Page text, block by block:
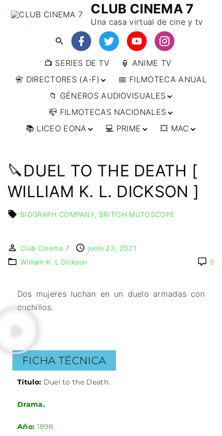
CLUB CINEMA 7
Una casa virtual de cine y tv
📺 SERIES DE TV
🏮 ANIME TV
📇 DIRECTORES (A-F)
📇 DIRECTORES (F-L)
📇 DIRECTORES (L-
W)
📅 FILMOTECA ANUAL
📁 GÉNEROS AUDIOVISUALES
🔴ANIMACIÓN
🔴ARTES MARCIALES
🔴CINE DOCUMENTAL
🔴CINE NEGRO / CRIMEN /
ESPIONAJE
🔴COMEDIA
🔴EXPERIMENTOS
🔴TERROR
📪 FILMOTECAS NACIONALES
🌍 AFRICA
🇧🇷 BRASIL
🇺🇸 ESTADOS
🇲🇽 MÉXICO
🌏 ASIA
🇮🇳 INDIA
🇷🇺 RUSIA
🌍 EUROPA
🇩🇪 ALEMANIA
🇦🇹 AUSTRIA
🇬🇧 REINO UNIDO
🌏 OCEANIA 🇦🇺 AUSTRALIA
📚 LICEO EONA
🎒 TALLERES
ONLINE
🎞️ FILM DOCTOR
VIDEO
🌐 DISEÑO WEB
📧 CONTACTO
💻 PRIME
📀
IMPRESCINDIBLES
📰 ARTÍCULOS
💥 MAC
👁️ ANIME
🗨 CÓMICS
🔪DUEL TO THE DEATH [
WILLIAM K. L. DICKSON ]
BIOGRAPH COMPANY BRITISH MUTOSCOPE
Club Cinema 7
junio 23, 2021
William K. L Dickson
0
Dos mujeres luchan en un duelo armadas con
cuchillos.
FICHA TÉCNICA
Título: Duel to the Death.
Drama.
Año: 1898.